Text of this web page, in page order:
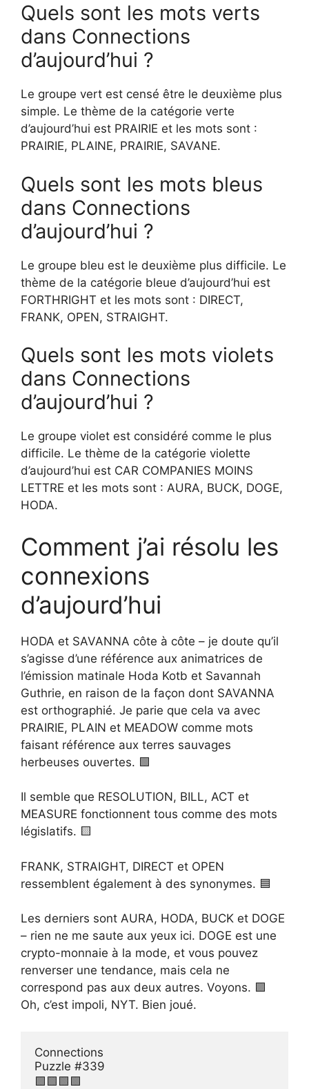
Quels sont les mots verts
dans Connections
d’aujourd’hui ?
Le groupe vert est censé être le deuxième plus
simple. Le thème de la catégorie verte
d’aujourd’hui est PRAIRIE et les mots sont :
PRAIRIE, PLAINE, PRAIRIE, SAVANE.
Quels sont les mots bleus
dans Connections
d’aujourd’hui ?
Le groupe bleu est le deuxième plus difficile. Le
thème de la catégorie bleue d’aujourd’hui est
FORTHRIGHT et les mots sont : DIRECT,
FRANK, OPEN, STRAIGHT.
Quels sont les mots violets
dans Connections
d’aujourd’hui ?
Le groupe violet est considéré comme le plus
difficile. Le thème de la catégorie violette
d’aujourd’hui est CAR COMPANIES MOINS
LETTRE et les mots sont : AURA, BUCK, DOGE,
HODA.
Comment j’ai résolu les
connexions
d’aujourd’hui
HODA et SAVANNA côte à côte – je doute qu’il
s’agisse d’une référence aux animatrices de
l’émission matinale Hoda Kotb et Savannah
Guthrie, en raison de la façon dont SAVANNA
est orthographié. Je parie que cela va avec
PRAIRIE, PLAIN et MEADOW comme mots
faisant référence aux terres sauvages
herbeuses ouvertes. 🟩
Il semble que RESOLUTION, BILL, ACT et
MEASURE fonctionnent tous comme des mots
législatifs. 🟨
FRANK, STRAIGHT, DIRECT et OPEN
ressemblent également à des synonymes. 🟦
Les derniers sont AURA, HODA, BUCK et DOGE
– rien ne me saute aux yeux ici. DOGE est une
crypto-monnaie à la mode, et vous pouvez
renverser une tendance, mais cela ne
correspond pas aux deux autres. Voyons. 🟪
Oh, c’est impoli, NYT. Bien joué.
Connections
Puzzle #339
🟩🟩🟩🟩